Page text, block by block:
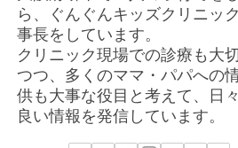
ら、ぐんぐんキッズクリニッ
事長をしています。
クリニック現場での診療も大
つつ、多くのママ・パパへの
供も大事な役目と考えて、日
良い情報を発信しています。